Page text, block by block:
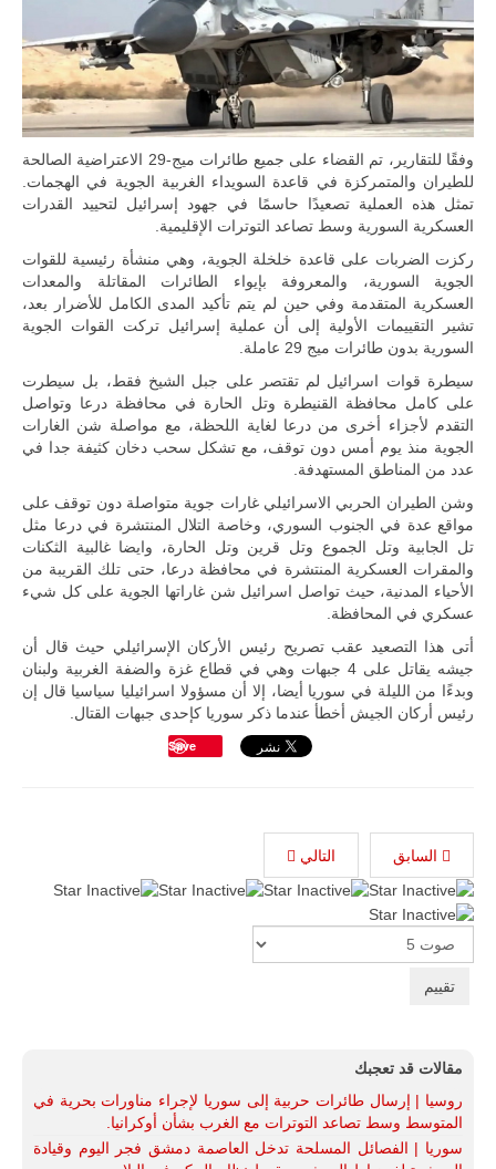
وفقًا للتقارير، تم القضاء على جميع طائرات ميج-29 الاعتراضية الصالحة
للطيران والمتمركزة في قاعدة السويداء الغربية الجوية في الهجمات.
تمثل هذه العملية تصعيدًا حاسمًا في جهود إسرائيل لتحييد القدرات
العسكرية السورية وسط تصاعد التوترات الإقليمية.
ركزت الضربات على قاعدة خلخلة الجوية، وهي منشأة رئيسية للقوات
الجوية السورية، والمعروفة بإيواء الطائرات المقاتلة والمعدات
العسكرية المتقدمة وفي حين لم يتم تأكيد المدى الكامل للأضرار بعد،
تشير التقييمات الأولية إلى أن عملية إسرائيل تركت القوات الجوية
السورية بدون طائرات ميج 29 عاملة.
سيطرة قوات اسرائيل لم تقتصر على جبل الشيخ فقط، بل سيطرت
على كامل محافظة القنيطرة وتل الحارة في محافظة درعا وتواصل
التقدم لأجزاء أخرى من درعا لغاية اللحظة، مع مواصلة شن الغارات
الجوية منذ يوم أمس دون توقف، مع تشكل سحب دخان كثيفة جدا في
عدد من المناطق المستهدفة.
وشن الطيران الحربي الاسرائيلي غارات جوية متواصلة دون توقف على
مواقع عدة في الجنوب السوري، وخاصة التلال المنتشرة في درعا مثل
تل الجابية وتل الجموع وتل قرين وتل الحارة، وايضا غالبية الثكنات
والمقرات العسكرية المنتشرة في محافظة درعا، حتى تلك القريبة من
الأحياء المدنية، حيث تواصل اسرائيل شن غاراتها الجوية على كل شيء
عسكري في المحافظة.
أتى هذا التصعيد عقب تصريح رئيس الأركان الإسرائيلي حيث قال أن
جيشه يقاتل على 4 جبهات وهي في قطاع غزة والضفة الغربية ولبنان
وبدءًا من الليلة في سوريا أيضا، إلا أن مسؤولا اسرائيليا سياسيا قال إن
رئيس أركان الجيش أخطأ عندما ذكر سوريا كإحدى جبهات القتال.
Save
السابق التالي
Rate
مقالات قد تعجبك
روسيا | إرسال طائرات حربية إلى سوريا لإجراء مناورات بحرية في
المتوسط وسط تصاعد التوترات مع الغرب بشأن أوكرانيا.
سوريا | الفصائل المسلحة تدخل العاصمة دمشق فجر اليوم وقيادة